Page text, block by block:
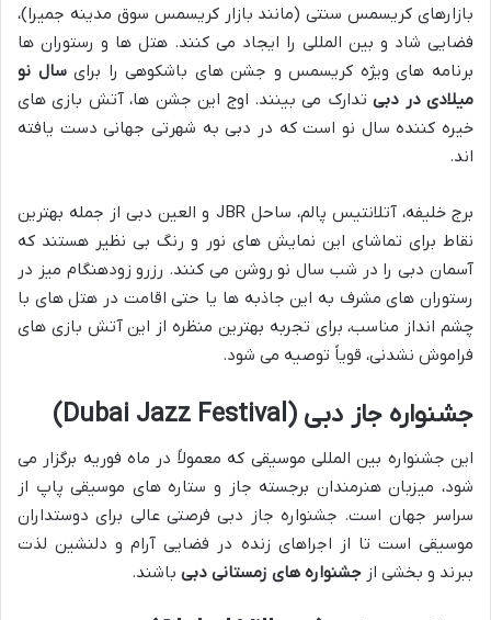
بازارهای کریسمس سنتی (مانند بازار کریسمس سوق مدینه جمیرا)،
فضایی شاد و بین المللی را ایجاد می کنند. هتل ها و رستوران ها
برنامه های ویژه کریسمس و جشن های باشکوهی را برایسال نو
میلادی در دبیتدارک می بینند. اوج این جشن ها، آتش بازی های
خیره کننده سال نو است که در دبی به شهرتی جهانی دست یافته
اند.
برج خلیفه، آتلانتیس پالم، ساحل JBR و العین دبی از جمله بهترین
نقاط برای تماشای این نمایش های نور و رنگ بی نظیر هستند که
آسمان دبی را در شب سال نو روشن می کنند. رزرو زودهنگام میز در
رستوران های مشرف به این جاذبه ها یا حتی اقامت در هتل های با
چشم انداز مناسب، برای تجربه بهترین منظره از این آتش بازی های
فراموش نشدنی، قویاً توصیه می شود.
جشنواره جاز دبی (Dubai Jazz Festival)
این جشنواره بین المللی موسیقی که معمولاً در ماه فوریه برگزار می
شود، میزبان هنرمندان برجسته جاز و ستاره های موسیقی پاپ از
سراسر جهان است. جشنواره جاز دبی فرصتی عالی برای دوستداران
موسیقی است تا از اجراهای زنده در فضایی آرام و دلنشین لذت
ببرند و بخشی از جشنواره های زمستانی دبی باشند.